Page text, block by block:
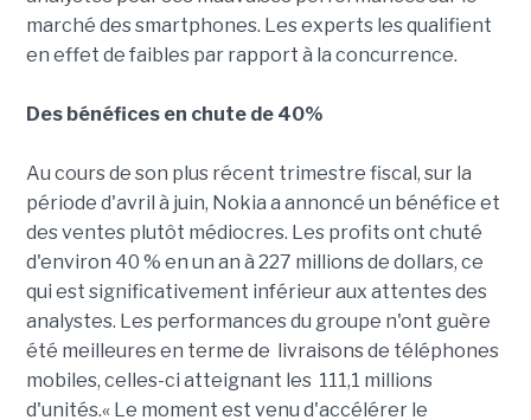
marché des smartphones. Les experts les qualifient
en effet de faibles par rapport à la concurrence.
Des bénéfices en chute de 40%
Au cours de son plus récent trimestre fiscal, sur la
période d'avril à juin, Nokia a annoncé un bénéfice et
des ventes plutôt médiocres. Les profits ont chuté
d'environ 40 % en un an à 227 millions de dollars, ce
qui est significativement inférieur aux attentes des
analystes. Les performances du groupe n'ont guère
été meilleures en terme de livraisons de téléphones
mobiles, celles-ci atteignant les 111,1 millions
d'unités.« Le moment est venu d'accélérer le